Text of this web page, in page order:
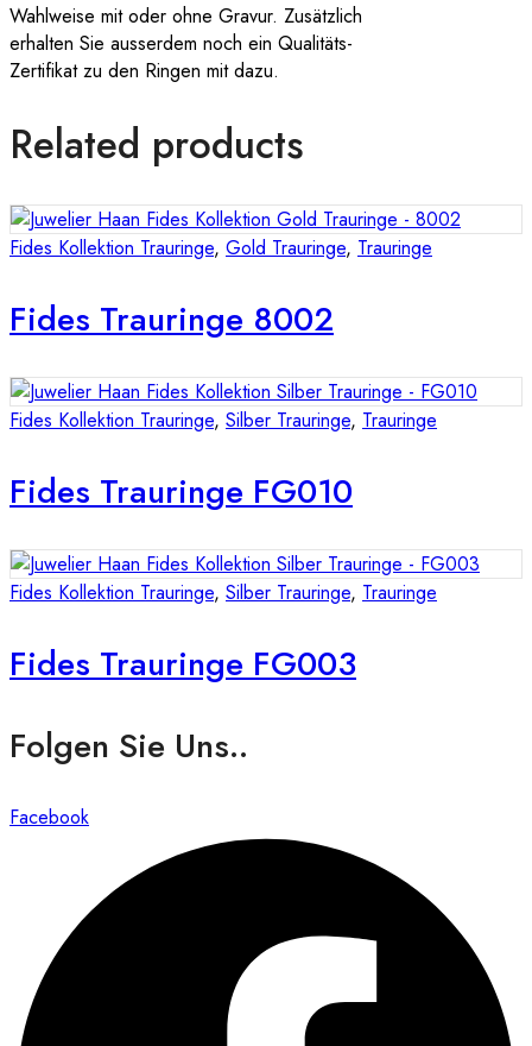
Wahlweise mit oder ohne Gravur. Zusätzlich
erhalten Sie ausserdem noch ein Qualitäts-
Zertifikat zu den Ringen mit dazu.
Related products
Fides Kollektion Trauringe, Gold Trauringe, Trauringe
Fides Trauringe 8002
Fides Kollektion Trauringe, Silber Trauringe, Trauringe
Fides Trauringe FG010
Fides Kollektion Trauringe, Silber Trauringe, Trauringe
Fides Trauringe FG003
Folgen Sie Uns..
Facebook